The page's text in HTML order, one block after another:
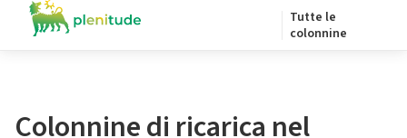
Tutte le
colonnine
Colonnine di ricarica nel